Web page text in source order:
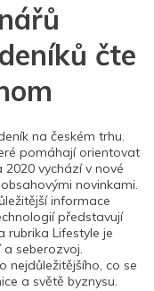
čte
na českém trhu.
pomáhají orientovat
vychází v nové
novinkami.
informace
představují
rubrika Lifestyle je
seberozvoj.
nejdůležitějšího, co se
a světě byznysu.